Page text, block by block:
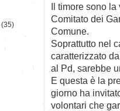
Il timore sono
Comitato dei
Comune.
Soprattutto nel
caratterizzato
al Pd, sarebbe
E questa è la
giorno ha
volontari che
(35)